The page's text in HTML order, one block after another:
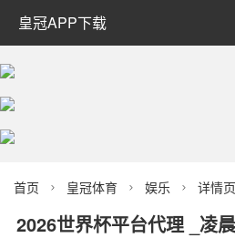
皇冠APP下载
首页  皇冠体育  娱乐  详情页
2026世界杯平台代理 _凌